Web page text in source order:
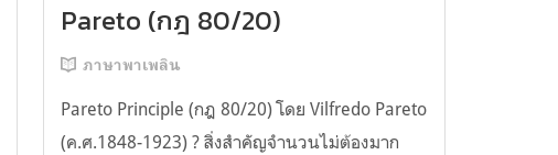
Pareto (กฎ 80/20)
ภาษาพาเพลิน
Pareto Principle (กฎ 80/20) โดย Vilfredo Pareto
(ค.ศ.1848-1923) ? สิ่งสำคัญจำนวนไม่ต้องมาก